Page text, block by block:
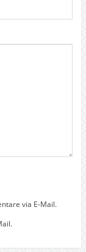
via E-Mail.